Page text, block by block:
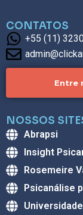
CONTATOS
+55 (11)
Entre
NOSSOS
Abrapsi
Insight
Rosemeire
Psicanálise